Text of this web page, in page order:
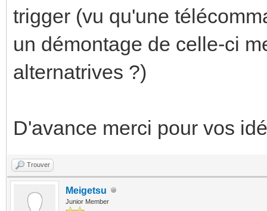
trigger (vu qu'une
un démontage de celle-ci
alternatrives ?)
D'avance merci pour vos
Trouver
Meigetsu
Junior Member